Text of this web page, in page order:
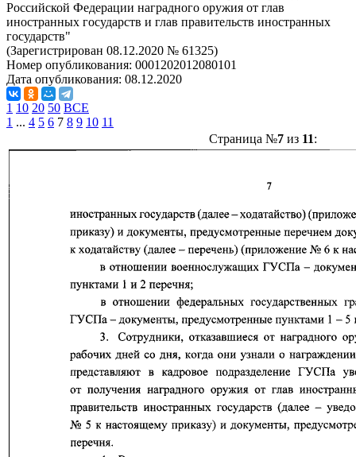
Российской Федерации наградного оружия от глав
иностранных государств и глав правительств иностранных
государств"
(Зарегистрирован 08.12.2020 № 61325)
Номер опубликования: 0001202012080101
Дата опубликования: 08.12.2020
1 10 20 50 ВСЕ
1 ... 4 5 6 7 8 9 10 11
Страница №7 из 11: